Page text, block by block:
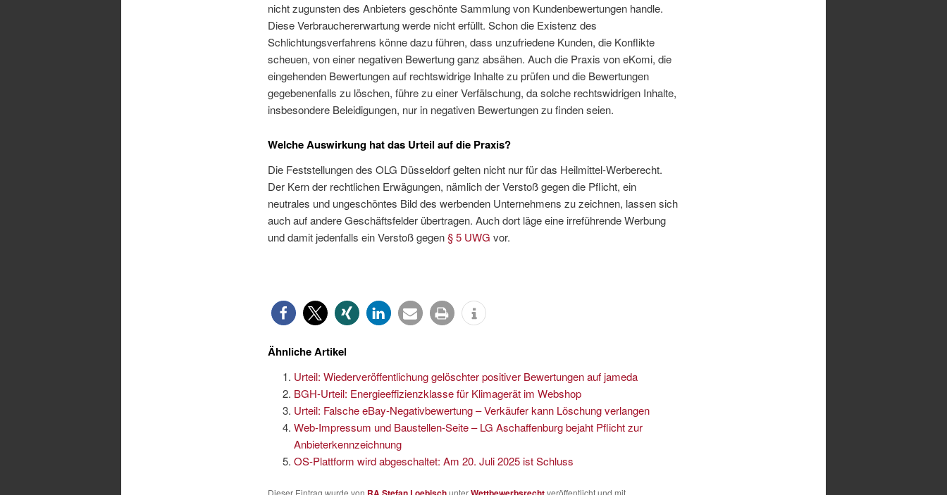
nicht zugunsten des Anbieters geschönte Sammlung von Kundenbewertungen handle.
Diese Verbrauchererwartung werde nicht erfüllt. Schon die Existenz des
Schlichtungsverfahrens könne dazu führen, dass unzufriedene Kunden, die Konflikte
scheuen, von einer negativen Bewertung ganz absähen. Auch die Praxis von eKomi, die
eingehenden Bewertungen auf rechtswidrige Inhalte zu prüfen und die Bewertungen
gegebenenfalls zu löschen, führe zu einer Verfälschung, da solche rechtswidrigen Inhalte,
insbesondere Beleidigungen, nur in negativen Bewertungen zu finden seien.
Welche Auswirkung hat das Urteil auf die Praxis?
Die Feststellungen des OLG Düsseldorf gelten nicht nur für das Heilmittel-Werberecht.
Der Kern der rechtlichen Erwägungen, nämlich der Verstoß gegen die Pflicht, ein
neutrales und ungeschöntes Bild des werbenden Unternehmens zu zeichnen, lassen sich
auch auf andere Geschäftsfelder übertragen. Auch dort läge eine irreführende Werbung
und damit jedenfalls ein Verstoß gegen§ 5 UWG vor.
Ähnliche Artikel
Urteil: Wiederveröffentlichung gelöschter positiver Bewertungen auf jameda
BGH-Urteil: Energieeffizienzklasse für Klimagerät im Webshop
Urteil: Falsche eBay-Negativbewertung – Verkäufer kann Löschung verlangen
Web-Impressum und Baustellen-Seite – LG Aschaffenburg bejaht Pflicht zur
Anbieterkennzeichnung
OS-Plattform wird abgeschaltet: Am 20. Juli 2025 ist Schluss
Dieser Eintrag wurde von unter veröffentlicht und mit